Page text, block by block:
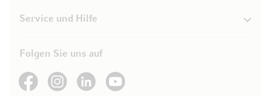
Service und Hilfe
Folgen Sie uns auf
See our FacebookSee our Instagram account
See our LinkedInSee our YouTube channel